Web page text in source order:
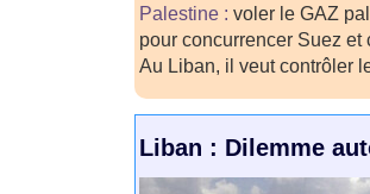
Palestine : voler le GAZ
pour concurrencer Suez
Au Liban, il veut contrôler
Liban : Dilemme